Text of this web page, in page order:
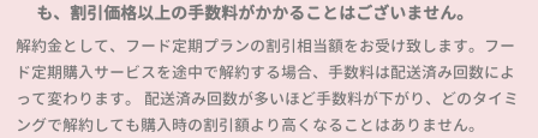
も、割引価格以上の手数料がかかることはございません。
解約金として、フード定期プランの割引相当額をお受け致します。フー
ド定期購入サービスを途中で解約する場合、手数料は配送済み回数によ
って変わります。 配送済み回数が多いほど手数料が下がり、どのタイミ
ングで解約しても購入時の割引額より高くなることはありません。